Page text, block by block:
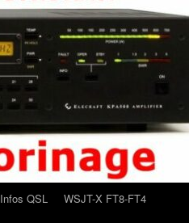
Infos QSL
WSJT-X FT8-FT4